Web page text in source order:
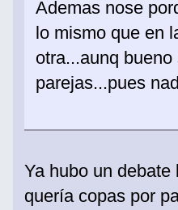
Ademas nose
lo mismo que en
otra...aunq
parejas...pues
Ya hubo un
quería copas por